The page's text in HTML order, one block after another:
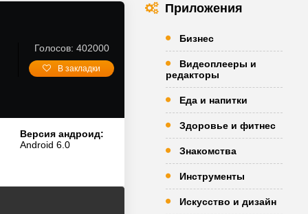
Голосов: 402000
В закладки
Версия андроид:
Android 6.0
Приложения
Бизнес
Видеоплееры и
редакторы
Еда и напитки
Здоровье и фитнес
Знакомства
Инструменты
Искусство и дизайн